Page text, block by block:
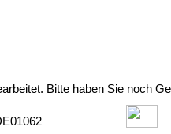
Bitte haben Sie noch